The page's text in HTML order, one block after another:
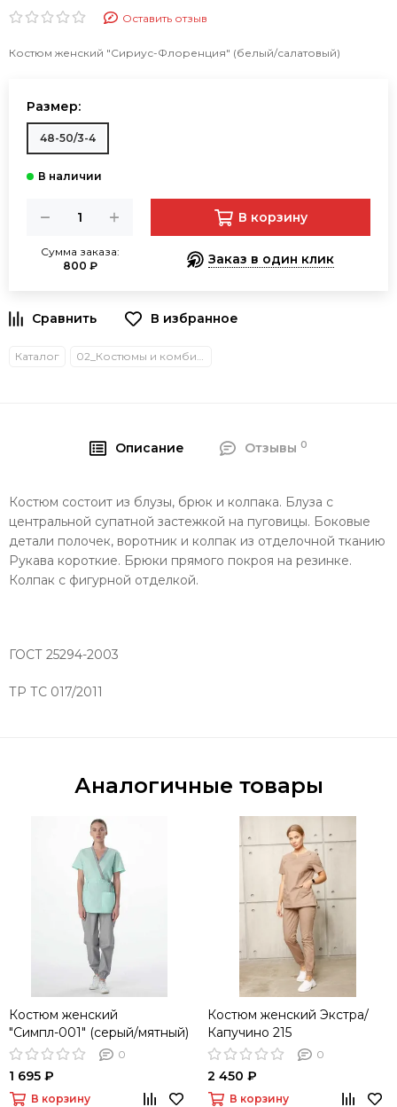
Оставить отзыв
Костюм женский "Сириус-Флоренция" (белый/салатовый)
Размер:
48-50/3-4
Сумма заказа:
800 ₽
В корзину
Заказ в один клик
В избранное
Каталог 02_Костюмы и комбинезоны
Описание Отзывы 0
Костюм состоит из блузы, брюк и колпака. Блуза с
центральной супатной застежкой на пуговицы. Боковые
детали полочек, воротник и колпак из отделочной тканию
Рукава короткие. Брюки прямого покроя на резинке.
Колпак с фигурной отделкой.
ГОСТ 25294-2003
ТР ТС 017/2011
Аналогичные товары
Костюм женский
"Симпл-001" (серый/мятный)
0
1 695 ₽
В корзину
Костюм женский Экстра/
Капучино 215
0
2 450 ₽
В корзину